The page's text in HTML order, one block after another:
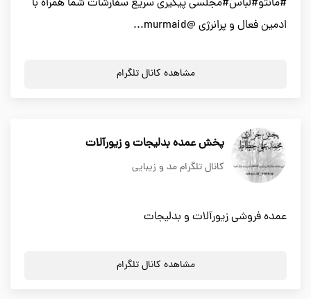
#مانتو#لباس#مجلسی پیگیری سریع سفارشات شما همراه با
ادمین فعال و پرانرژی @murmaid...
مشاهده کانال تلگرام
پخش عمده بدلیجات و زیورآلات
کانال تلگرام مد و زیبایی
عمده فروشی زیورآلات و بدلیجات
مشاهده کانال تلگرام